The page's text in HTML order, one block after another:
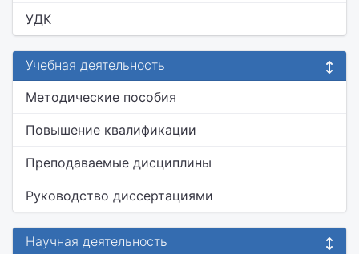
УДК
Учебная деятельность
Методические пособия
Повышение квалификации
Преподаваемые дисциплины
Руководство диссертациями
Научная деятельность